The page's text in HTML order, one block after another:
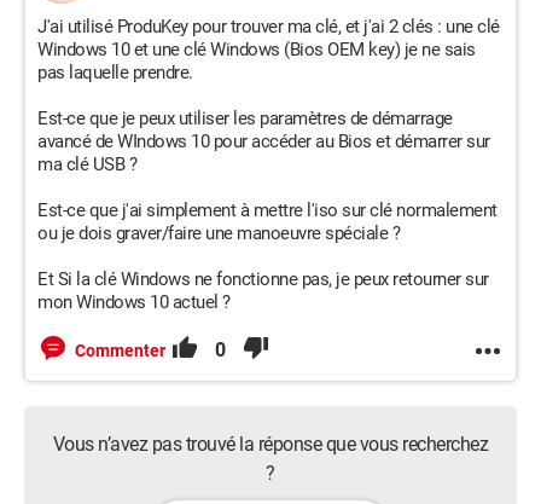
J'ai utilisé ProduKey pour trouver ma clé, et j'ai 2 clés : une clé
Windows 10 et une clé Windows (Bios OEM key) je ne sais
pas laquelle prendre.
Est-ce que je peux utiliser les paramètres de démarrage
avancé de WIndows 10 pour accéder au Bios et démarrer sur
ma clé USB ?
Est-ce que j'ai simplement à mettre l'iso sur clé normalement
ou je dois graver/faire une manoeuvre spéciale ?
Et Si la clé Windows ne fonctionne pas, je peux retourner sur
mon Windows 10 actuel ?
Commenter 0
Vous n’avez pas trouvé la réponse que vous recherchez
?